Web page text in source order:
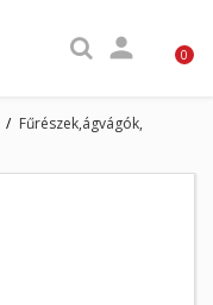
 0
Fűrészek,ágvágók,